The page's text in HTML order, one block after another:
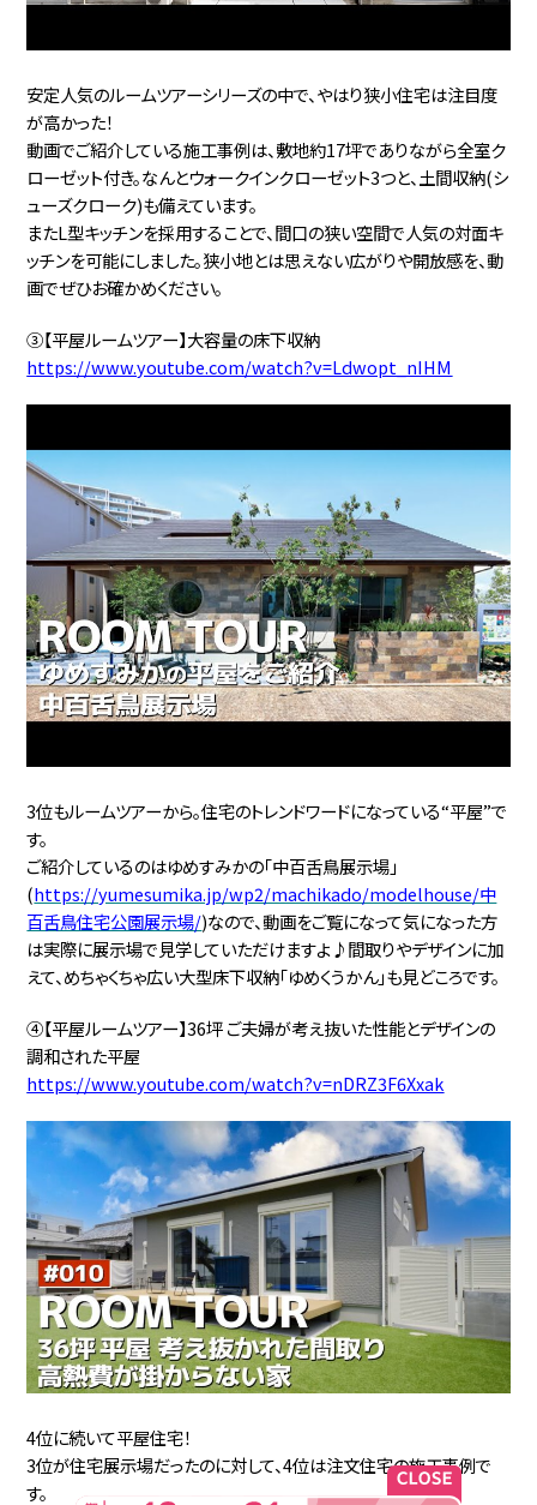
安定人気のルームツアーシリーズの中で、やはり狭小住宅は注目度
が高かった！
動画でご紹介している施工事例は、敷地約17坪でありながら全室ク
ローゼット付き。なんとウォークインクローゼット3つと、土間収納(シ
ューズクローク)も備えています。
またL型キッチンを採用することで、間口の狭い空間で人気の対面キ
ッチンを可能にしました。狭小地とは思えない広がりや開放感を、動
画でぜひお確かめください。
③【平屋ルームツアー】大容量の床下収納
https://www.youtube.com/watch?v=Ldwopt_nIHM
3位もルームツアーから。住宅のトレンドワードになっている“平屋”で
す。
ご紹介しているのはゆめすみかの「中百舌鳥展示場」
(https://yumesumika.jp/wp2/machikado/modelhouse/中
百舌鳥住宅公園展示場/)なので、動画をご覧になって気になった方
は実際に展示場で見学していただけますよ♪間取りやデザインに加
えて、めちゃくちゃ広い大型床下収納「ゆめくうかん」も見どころです。
④【平屋ルームツアー】36坪 ご夫婦が考え抜いた性能とデザインの
調和された平屋
https://www.youtube.com/watch?v=nDRZ3F6Xxak
4位に続いて平屋住宅！
3位が住宅展示場だったのに対して、4位は注文住宅の施工事例で
す。